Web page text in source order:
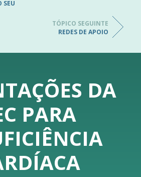
SEU
TÓPICO SEGUINTE
REDES DE APOIO
DA
PARA